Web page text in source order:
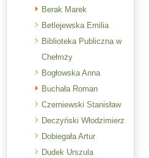
Berak Marek
Betlejewska Emilia
Biblioteka Publiczna w
Chełmży
Bogłowska Anna
Buchała Roman
Czerniewski Stanisław
Deczyński Włodzimierz
Dobiegała Artur
Dudek Urszula